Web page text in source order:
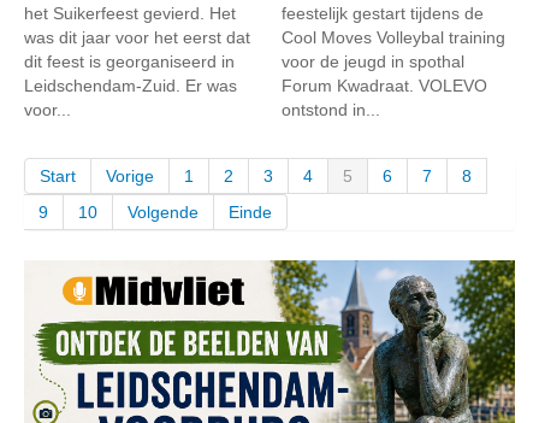
het Suikerfeest gevierd. Het
was dit jaar voor het eerst dat
dit feest is georganiseerd in
Leidschendam-Zuid. Er was
voor...
feestelijk gestart tijdens de
Cool Moves Volleybal training
voor de jeugd in spothal
Forum Kwadraat. VOLEVO
ontstond in...
Start Vorige 1 2 3 4 5 6 7
8
9
10 Volgende Einde